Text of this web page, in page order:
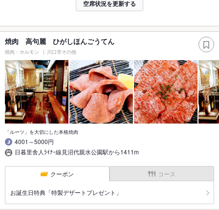
空席状況を更新する
焼肉 高句麗 ひがしほんごうてん
焼肉・ホルモン 川口市その他
「ルーツ」を大切にした本格焼肉
4001～5000円
日暮里舎人ﾗｲﾅｰ線見沼代親水公園駅から1411m
クーポン コース
お誕生日特典「特製デザートプレゼント」